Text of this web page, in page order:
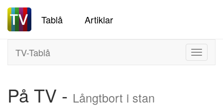
Tablå Artiklar
Toggle
TV-Tablå
På TV - Långtbort i stan